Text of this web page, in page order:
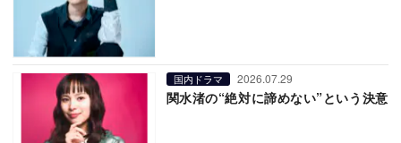
国内ドラマ 2026.07.29
関水渚の“絶対に諦めない”という決意